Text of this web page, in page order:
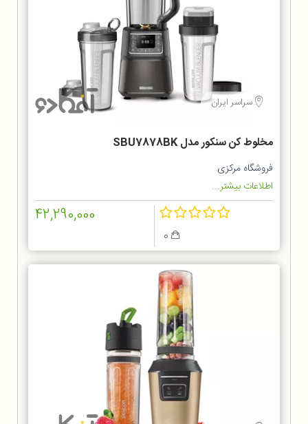
سراسر ایران
مخلوط‌ کن سنکور مدل SBU7878BK
فروشگاه مرکزی
اطلاعات بیشتر...
42,290,000